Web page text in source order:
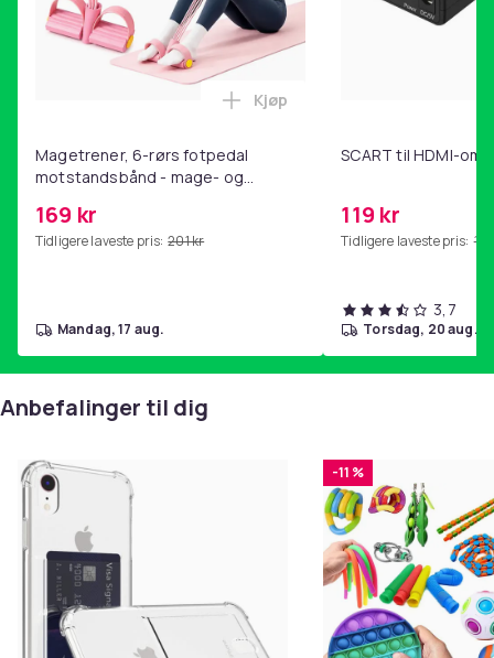
Magetrener, 6-rørs fotpedal
motstandsbånd - mage- og
hjemmegymnastikk Pink
169 kr
Tidligere laveste pris: 201 kr
Legg Magetrener, 6-rørs
Kjøp
mandag, 17 aug.
SCART til HDMI-
119 kr
Tidligere laveste pris:
3,7
torsdag, 20 aug.
Anbefalinger til dig
-11 %